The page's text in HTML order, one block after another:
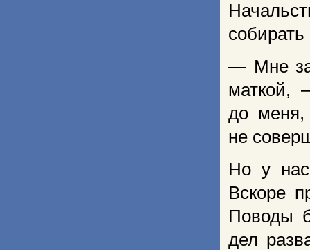
— Мне
маткой,
до меня,
не
Но у
Вскоре
Поводы
дел